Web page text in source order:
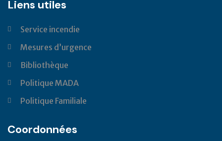
Liens utiles
Service incendie
Mesures d’urgence
Bibliothèque
Politique MADA
Politique Familiale
Coordonnées